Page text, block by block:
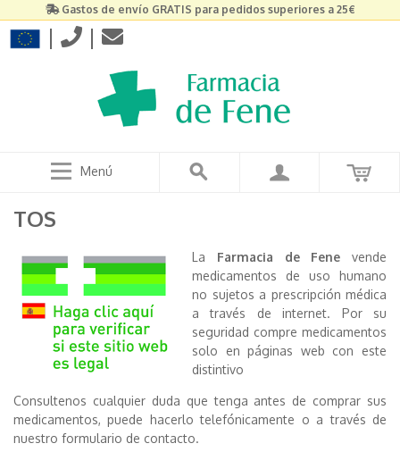
Gastos de envío GRATIS para pedidos superiores a 25€
| |
Menú
TOS
La Farmacia de Fene vende
medicamentos de uso humano
no sujetos a prescripción médica
a través de internet. Por su
seguridad compre medicamentos
solo en páginas web con este
distintivo
Consultenos cualquier duda que tenga antes de comprar sus
medicamentos, puede hacerlo telefónicamente o a través de
nuestro formulario de contacto.